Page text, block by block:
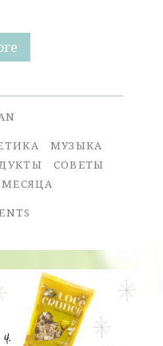
Фавориты
МУЗЫКА
СОВЕТЫ